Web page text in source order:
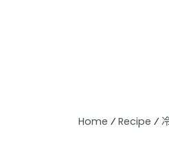
Home ⁄ Recipe ⁄